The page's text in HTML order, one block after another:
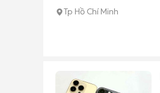
Tp Hồ Chí Minh